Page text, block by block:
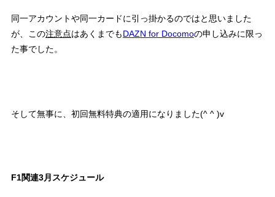
同一アカウントや同一カードに引っ掛かるのではと思いました
が、この注意点はあくまでもDAZN for Docomoの申し込みに限っ
た事でした。
そして無事に、初回無料特典の適用になりました(^ ^ )v
F1関連3月スケジュール